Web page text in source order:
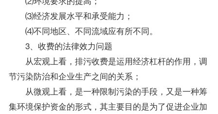
⑶经济发展水平和承受能力；
⑷不同地区、不同流域应有所不同。
3、收费的法律效力问题
从宏观上看，排污收费是运用经济杠杆的作用，调
节污染防治和企业生产之间的关系；
从微观上看，是一种限制污染的手段，又是一种筹
集环境保护资金的形式，其主要目的是为了促进企业加